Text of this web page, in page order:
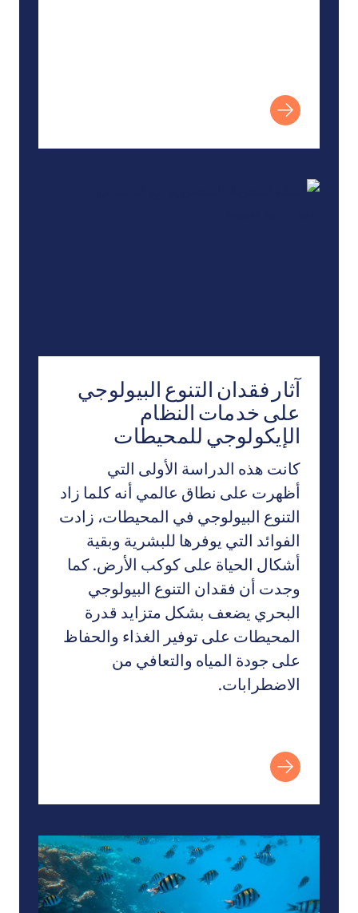
آثار فقدان التنوع البيولوجي على خدمات النظام
آثار فقدان التنوع البيولوجي
على خدمات النظام
الإيكولوجي للمحيطات
كانت هذه الدراسة الأولى التي
أظهرت على نطاق عالمي أنه كلما زاد
التنوع البيولوجي في المحيطات، زادت
الفوائد التي يوفرها للبشرية وبقية
أشكال الحياة على كوكب الأرض. كما
وجدت أن فقدان التنوع البيولوجي
البحري يضعف بشكل متزايد قدرة
المحيطات على توفير الغذاء والحفاظ
على جودة المياه والتعافي من
الاضطرابات.
المحميات البحرية المحظورة هي أكثر المناطق